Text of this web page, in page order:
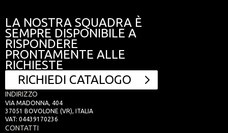
LA NOSTRA SQUADRA È
SEMPRE DISPONIBILE A
RISPONDERE
PRONTAMENTE ALLE
RICHIESTE
RICHIEDI CATALOGO
INDIRIZZO
VIA MADONNA, 404
37051 BOVOLONE (VR), ITALIA
VAT: 04439170236
CONTATTI